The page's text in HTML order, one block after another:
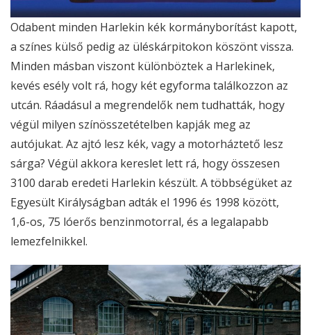
Odabent minden Harlekin kék kormányborítást kapott,
a színes külső pedig az üléskárpitokon köszönt vissza.
Minden másban viszont különböztek a Harlekinek,
kevés esély volt rá, hogy két egyforma találkozzon az
utcán. Ráadásul a megrendelők nem tudhatták, hogy
végül milyen színösszetételben kapják meg az
autójukat. Az ajtó lesz kék, vagy a motorháztető lesz
sárga? Végül akkora kereslet lett rá, hogy összesen
3100 darab eredeti Harlekin készült. A többségüket az
Egyesült Királyságban adták el 1996 és 1998 között,
1,6-os, 75 lóerős benzinmotorral, és a legalapabb
lemezfelnikkel.